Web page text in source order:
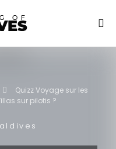
Quizz Voyage sur les
sur pilotis ?